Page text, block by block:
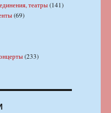
театры(141)
(69)
(233)